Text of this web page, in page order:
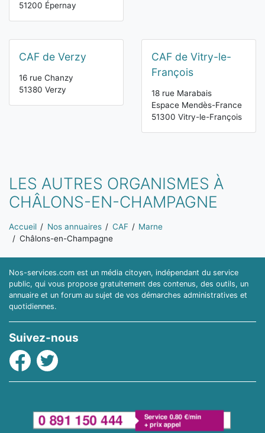
51200 Épernay
CAF de Verzy
16 rue Chanzy
51380 Verzy
CAF de Vitry-le-
François
18 rue Marabais
Espace Mendès-France
51300 Vitry-le-François
LES AUTRES ORGANISMES À
CHÂLONS-EN-CHAMPAGNE
Vous êtes ici:
Accueil Nos annuaires CAF
Marne
Châlons-en-Champagne
Nos-services.com est un média citoyen, indépendant du service
public, qui vous propose gratuitement des contenus, des outils, un
annuaire et un forum au sujet de vos démarches administratives et
quotidiennes.
Suivez-nous
Facebook
Twitter